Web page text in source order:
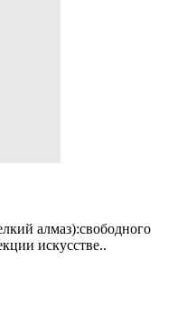
алмаз):свободного
искусстве..